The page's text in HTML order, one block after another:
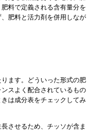
料で定義される含有量分を
肥料と活力剤を併用しなが
ます。どういった形式の肥
スよく配合されているもの
は成分表をチェックしてみ
させるため、チッソが含ま